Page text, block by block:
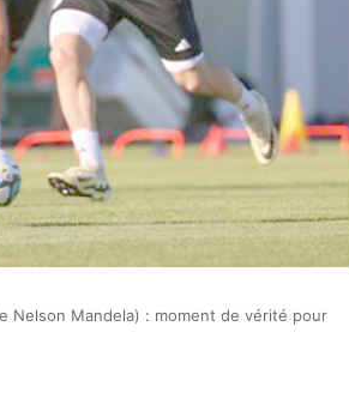
Nelson Mandela) : moment de vérité pour